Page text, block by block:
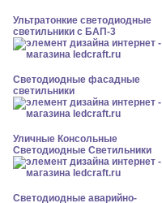
Ультратонкие светодиодные
светильники с БАП-3
Светодиодные фасадные
светильники
Уличные Консольные
Светодиодные Светильники
Светодиодные аварийно-